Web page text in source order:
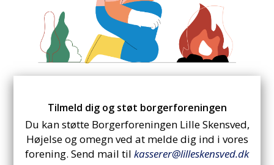
Tilmeld dig og støt borgerforeningen
Du kan støtte Borgerforeningen Lille Skensved,
Højelse og omegn ved at melde dig ind i vores
forening. Send mail til kasserer@lilleskensved.dk